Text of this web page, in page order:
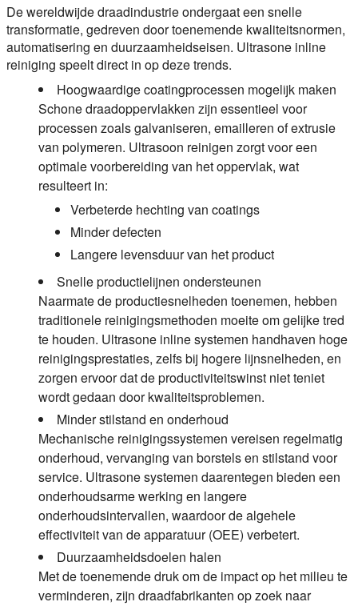
De wereldwijde draadindustrie ondergaat een snelle
transformatie, gedreven door toenemende kwaliteitsnormen,
automatisering en duurzaamheidseisen. Ultrasone inline
reiniging speelt direct in op deze trends.
Hoogwaardige coatingprocessen mogelijk maken
Schone draadoppervlakken zijn essentieel voor
processen zoals galvaniseren, emailleren of extrusie
van polymeren. Ultrasoon reinigen zorgt voor een
optimale voorbereiding van het oppervlak, wat
resulteert in:
Verbeterde hechting van coatings
Minder defecten
Langere levensduur van het product
Snelle productielijnen ondersteunen
Naarmate de productiesnelheden toenemen, hebben
traditionele reinigingsmethoden moeite om gelijke tred
te houden. Ultrasone inline systemen handhaven hoge
reinigingsprestaties, zelfs bij hogere lijnsnelheden, en
zorgen ervoor dat de productiviteitswinst niet teniet
wordt gedaan door kwaliteitsproblemen.
Minder stilstand en onderhoud
Mechanische reinigingssystemen vereisen regelmatig
onderhoud, vervanging van borstels en stilstand voor
service. Ultrasone systemen daarentegen bieden een
onderhoudsarme werking en langere
onderhoudsintervallen, waardoor de algehele
effectiviteit van de apparatuur (OEE) verbetert.
Duurzaamheidsdoelen halen
Met de toenemende druk om de impact op het milieu te
verminderen, zijn draadfabrikanten op zoek naar